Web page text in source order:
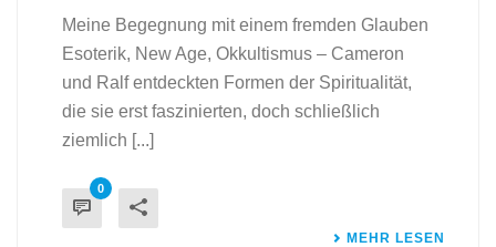
Meine Begegnung mit einem fremden Glauben
Esoterik, New Age, Okkultismus – Cameron
und Ralf entdeckten Formen der Spiritualität,
die sie erst faszinierten, doch schließlich
ziemlich [...]
0
MEHR LESEN